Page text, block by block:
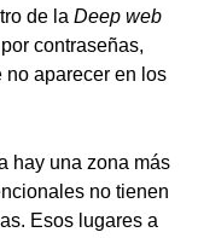
de la Deep web
contraseñas,
no aparecer en los
hay una zona más
no tienen
Esos lugares a